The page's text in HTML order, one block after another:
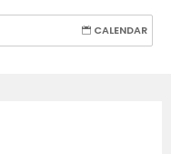
CALENDAR